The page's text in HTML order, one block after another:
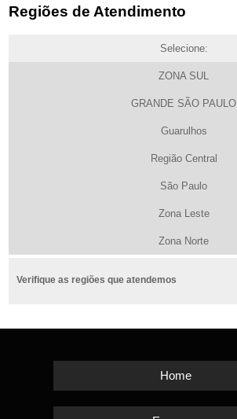
Regiões de Atendimento
Selecione:
ZONA SUL
GRANDE SÃO PAULO
Guarulhos
Região Central
São Paulo
Zona Leste
Zona Norte
Verifique as regiões que atendemos
Home